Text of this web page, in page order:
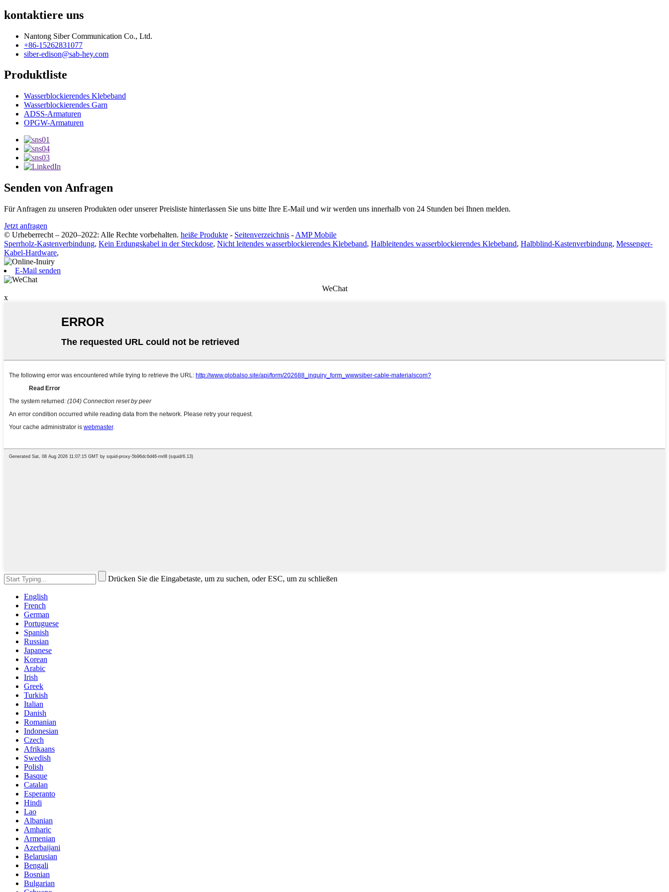
kontaktiere uns
Nantong Siber Communication Co., Ltd.
+86-15262831077
siber-edison@sab-hey.com
Produktliste
Wasserblockierendes Klebeband
Wasserblockierendes Garn
ADSS-Armaturen
OPGW-Armaturen
Senden von Anfragen
Für Anfragen zu unseren Produkten oder unserer Preisliste hinterlassen Sie uns bitte Ihre E-Mail und wir werden uns innerhalb von 24 Stunden bei Ihnen melden.
Jetzt anfragen
© Urheberrecht – 2020–2022: Alle Rechte vorbehalten. heiße Produkte - Seitenverzeichnis - AMP Mobile
Sperrholz-Kastenverbindung, Kein Erdungskabel in der Steckdose, Nicht leitendes wasserblockierendes Klebeband, Halbleitendes wasserblockierendes Klebeband, Halbblind-Kastenverbindung, Messenger-
Kabel-Hardware,
E-Mail senden
WeChat
x
Drücken Sie die Eingabetaste, um zu suchen, oder ESC, um zu schließen
English
French
German
Portuguese
Spanish
Russian
Japanese
Korean
Arabic
Irish
Greek
Turkish
Italian
Danish
Romanian
Indonesian
Czech
Afrikaans
Swedish
Polish
Basque
Catalan
Esperanto
Hindi
Lao
Albanian
Amharic
Armenian
Azerbaijani
Belarusian
Bengali
Bosnian
Bulgarian